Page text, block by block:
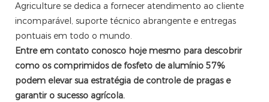
Agriculture se dedica a fornecer atendimento ao cliente
incomparável, suporte técnico abrangente e entregas
pontuais em todo o mundo.
Entre em contato conosco hoje mesmo para descobrir
como os comprimidos de fosfeto de alumínio 57%
podem elevar sua estratégia de controle de pragas e
garantir o sucesso agrícola.